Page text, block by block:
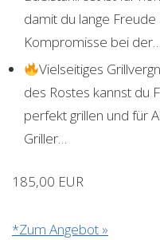
damit du lange
Kompromisse bei der…
Vielseitiges
des Rostes kannst du
perfekt grillen und für
Griller…
185,00 EUR
*Zum Angebot »